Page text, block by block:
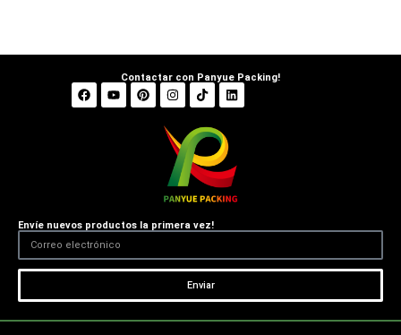
Contactar con Panyue Packing!
Envíe nuevos productos la primera vez!
Enviar